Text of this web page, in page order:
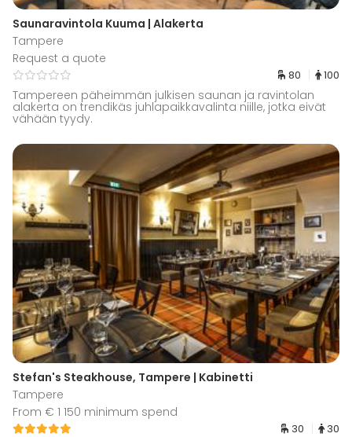
Saunaravintola Kuuma | Alakerta
Tampere
Request a quote
80 100
Tampereen päheimmän julkisen saunan ja ravintolan
alakerta on trendikäs juhlapaikkavalinta niille, jotka eivät
vähään tyydy.
Stefan's Steakhouse, Tampere | Kabinetti
Tampere
From € 1 150 minimum spend
30 30